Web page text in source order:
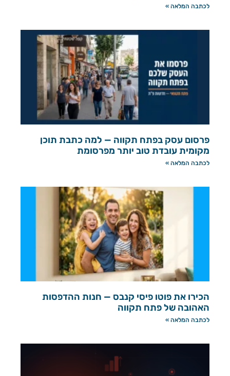
לכתבה המלאה »
פרסום עסק בפתח תקווה — למה כתבת תוכן
מקומית עובדת טוב יותר מפרסומת
לכתבה המלאה »
הכירו את פוטו פיסי קנבס — חנות ההדפסות
האהובה של פתח תקווה
לכתבה המלאה »